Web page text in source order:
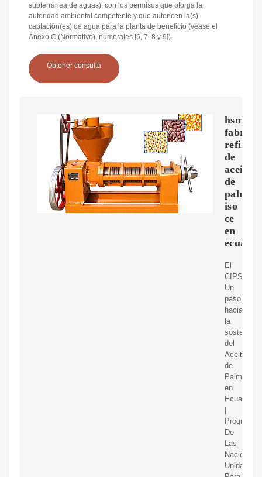
subterránea de aguas), con los permisos que otorga la
autoridad ambiental competente y que autoricen la(s)
captación(es) de agua para la planta de beneficio (véase el
Anexo C (Normativo), numerales [6, 7, 8 y 9]).
Obtener consulta
hsm
fabrica
de
aceite
de
palma
iso
ce
en
El
CIPS:
Un
paso
hacia
la
del
Aceite
de
Palma
en
Ecuado
Programa
De
Las
Naciones
Unidas